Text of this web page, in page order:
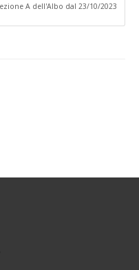
A dell'Albo dal 23/10/2023